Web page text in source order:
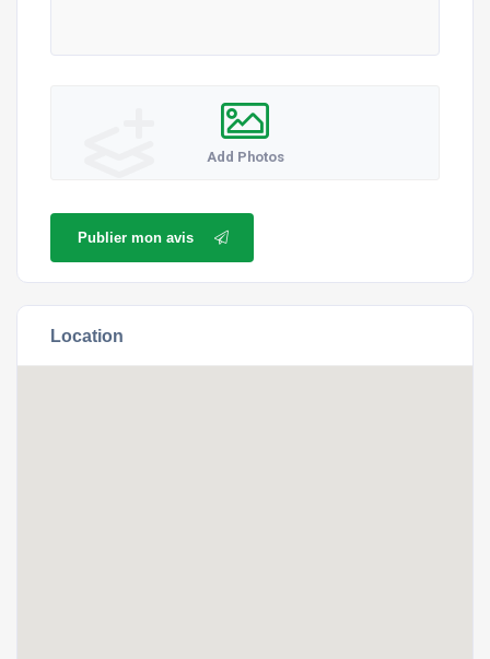
Add Photos
Publier mon avis
Location